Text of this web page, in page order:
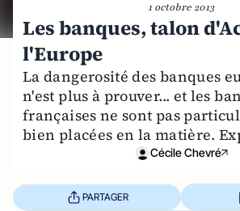
1 octobre 2013
Les banques, talon
l'Europe
La dangerosité des banques
n'est plus à prouver... et les
françaises ne sont pas
bien placées en la matière.
Cécile Chevré
PARTAGER